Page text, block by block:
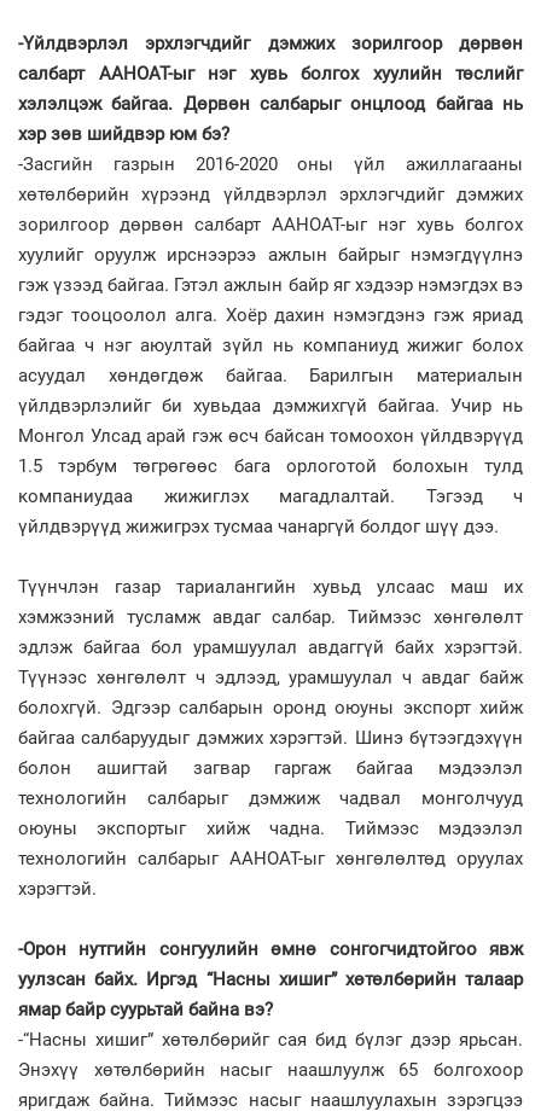
-Үйлдвэрлэл эрхлэгчдийг дэмжих зорилгоор дөрвөн
салбарт ААНОАТ-ыг нэг хувь болгох хуулийн төслийг
хэлэлцэж байгаа. Дөрвөн салбарыг онцлоод байгаа нь
хэр зөв шийдвэр юм бэ?
-Засгийн газрын 2016-2020 оны үйл ажиллагааны
хөтөлбөрийн хүрээнд үйлдвэрлэл эрхлэгч­дийг дэмжих
зорилгоор дөрвөн салбарт ААНОАТ-ыг нэг хувь болгох
хуулийг оруулж ирс­нээ­рээ ажлын байрыг нэмэгдүүлнэ
гэж үзээд байгаа. Гэтэл ажлын байр яг хэдээр нэмэгдэх вэ
гэдэг тооцоолол алга. Хоёр дахин нэмэгдэнэ гэж яриад
байгаа ч нэг аюултай зүйл нь компаниуд жижиг болох
асуудал хөндөгдөж байгаа. Барилгын материалын
үйлдвэрлэлийг би хувьдаа дэмжихгүй байгаа. Учир нь
Монгол Улсад арай гэж өсч байсан томоохон үйлдвэрүүд
1.5 тэрбум төгрөгөөс бага орлоготой болохын тулд
компаниудаа жижиглэх магадлалтай. Тэгээд ч
үйлдвэрүүд жижигрэх тусмаа чанаргүй болдог шүү дээ.
Түүнчлэн газар тариалангийн хувьд улсаас маш их
хэмжээний тусламж авдаг салбар. Тиймээс хөнгөлөлт
эдлэж байгаа бол урамшуулал авдаггүй байх хэрэгтэй.
Түүнээс хөнгөлөлт ч эдлээд, урамшуулал ч авдаг байж
болохгүй. Эдгээр салбарын оронд оюуны экспорт хийж
байгаа салбаруудыг дэмжих хэрэгтэй. Шинэ бүтээгдэхүүн
болон ашигтай загвар гаргаж байгаа мэдээлэл
технологийн салбарыг дэмжиж чадвал монголчууд
оюуны экспортыг хийж чадна. Тиймээс мэдээлэл
технологийн салбарыг ААНОАТ-ыг хөнгөлөлтөд оруулах
хэрэгтэй.
-Орон нутгийн сонгуулийн өмнө сонгогчидтойгоо явж
уулзсан байх. Иргэд “Насны хишиг” хөтөлбөрийн талаар
ямар байр суурьтай байна вэ?
-“Насны хишиг” хөтөлбөрийг сая бид бүлэг дээр ярьсан.
Энэхүү хөтөлбөрийн насыг наашлуулж 65 болгохоор
яригдаж байна. Тиймээс насыг наашлуулахын зэрэгцээ